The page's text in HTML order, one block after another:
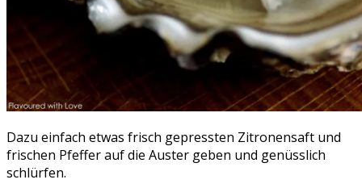
Dazu einfach etwas frisch gepressten Zitronensaft und
frischen Pfeffer auf die Auster geben und genüsslich
schlürfen.